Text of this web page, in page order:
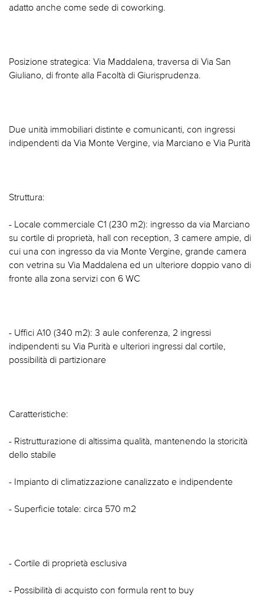
adatto anche come sede di coworking.
Posizione strategica: Via Maddalena, traversa di Via San
Giuliano, di fronte alla Facoltà di Giurisprudenza.
Due unità immobiliari distinte e comunicanti, con ingressi
indipendenti da Via Monte Vergine, via Marciano e Via Purità
Struttura:
- Locale commerciale C1 (230 m2): ingresso da via Marciano
su cortile di proprietà, hall con reception, 3 camere ampie, di
cui una con ingresso da via Monte Vergine, grande camera
con vetrina su Via Maddalena ed un ulteriore doppio vano di
fronte alla zona servizi con 6 WC
- Uffici A10 (340 m2): 3 aule conferenza, 2 ingressi
indipendenti su Via Purità e ulteriori ingressi dal cortile,
possibilità di partizionare
Caratteristiche:
- Ristrutturazione di altissima qualità, mantenendo la storicità
dello stabile
- Impianto di climatizzazione canalizzato e indipendente
- Superficie totale: circa 570 m2
- Cortile di proprietà esclusiva
- Possibilità di acquisto con formula rent to buy